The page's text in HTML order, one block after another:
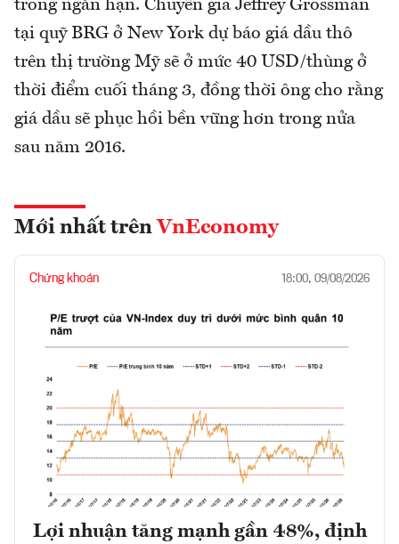
trong ngắn hạn. Chuyên gia Jeffrey Grossman
tại quỹ BRG ở New York dự báo giá dầu thô
trên thị trường Mỹ sẽ ở mức 40 USD/thùng ở
thời điểm cuối tháng 3, đồng thời ông cho rằng
giá dầu sẽ phục hồi bền vững hơn trong nửa
sau năm 2016.
Mới nhất trên VnEconomy
Chứng khoán 18:00, 09/08/2026
Lợi nhuận tăng mạnh gần 48%, định